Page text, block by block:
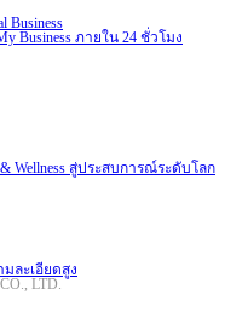
Business
Business ภายใน 24 ชั่วโมง
Wellness สู่ประสบการณ์ระดับโลก
ละเอียดสูง
LTD.